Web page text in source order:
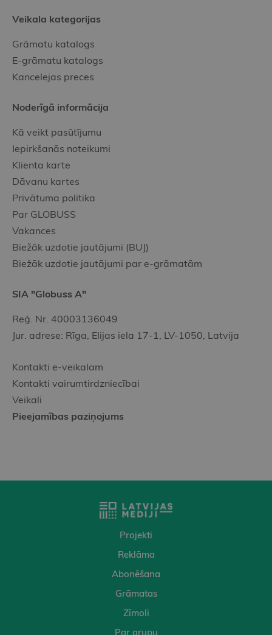
Veikala kategorijas
Grāmatu katalogs
E-grāmatu katalogs
Kancelejas preces
Noderīgā informācija
Kā veikt pasūtījumu
Iepirkšanās noteikumi
Klienta karte
Dāvanu kartes
Privātuma politika
Par GLOBUSS
Vakances
Biežāk uzdotie jautājumi (BUJ)
Biežāk uzdotie jautājumi par e-grāmatām
SIA "Globuss A"
Reģ. Nr. 40003136049
Jur. adrese: Rīga, Elijas iela 17-1, LV-1050, Latvija
Kontakti e-veikalam
Kontakti vairumtirdzniecībai
Veikali
Pieejamības paziņojums
Projekti
Reklāma
Abonēšana
Grāmatas
Zīmoli
Par grupu